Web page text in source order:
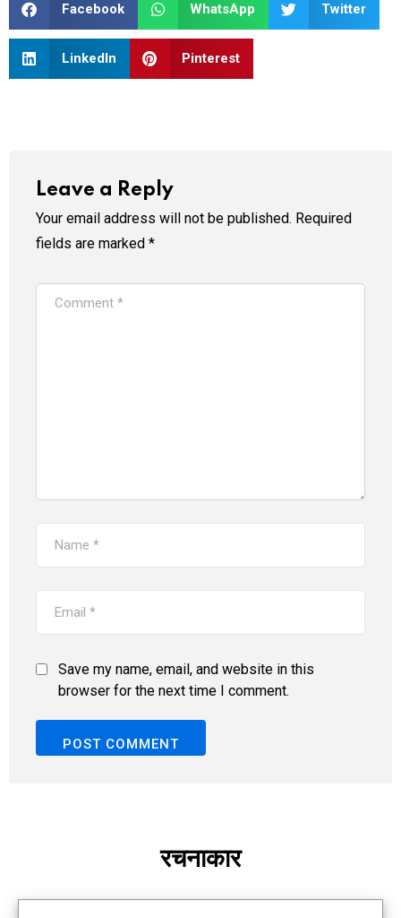
Facebook WhatsApp Twitter
LinkedIn Pinterest
Leave a Reply
Your email address will not be published. Required
fields are marked *
Save my name, email, and website in this
browser for the next time I comment.
रचनाकार